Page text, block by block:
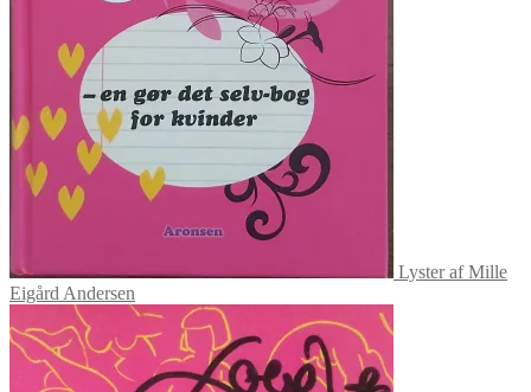
Lyster af Mille
Eigård Andersen